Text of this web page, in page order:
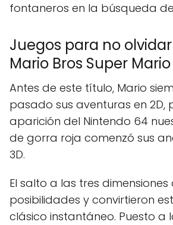
fontaneros en la búsqueda
Juegos para no
Mario Bros Super
Antes de este título, Mario
pasado sus aventuras en 2D,
aparición del Nintendo 64
de gorra roja comenzó sus
3D.
El salto a las tres dimensiones
posibilidades y convirtieron
clásico instantáneo. Puesto a